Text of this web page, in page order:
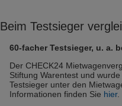
Abholort: Oslo
Heike D.
abgegeben am 08.08.2026
Abholort: Tromsø
Beim Testsieger
60-facher Testsieger, u. a.
Der CHECK24
Stiftung Warentest und
Testsieger unter den
Informationen finden Sie hier.